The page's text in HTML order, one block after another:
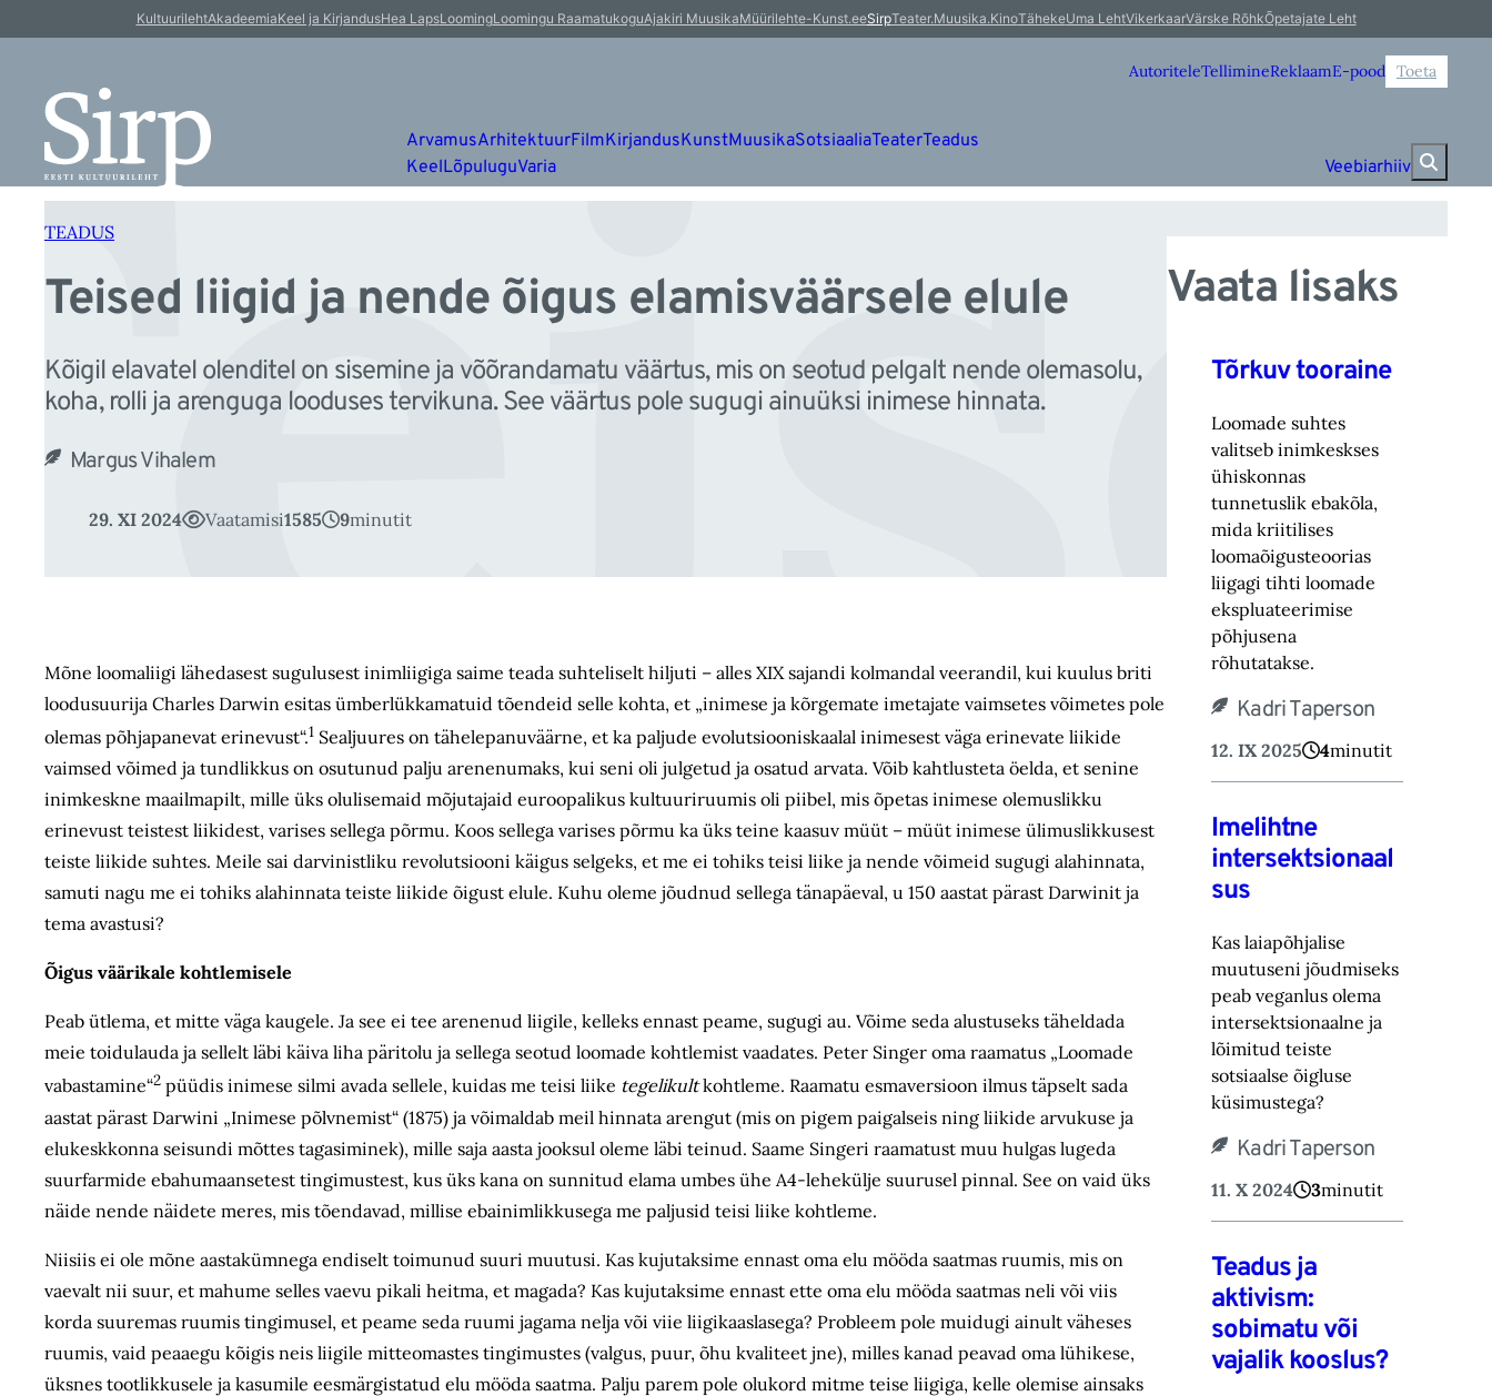
sisu
KultuurilehtAkadeemiaKeel ja KirjandusHea LapsLoomingLoomingu RaamatukoguAjakiri MuusikaMüürilehte-Kunst.eeSirpTeater.Muusika.KinoTähekeUma LehtVikerkaarVärske RõhkÕpetajate Leht
AutoriteleTellimineReklaamE-pood Toeta
ArvamusArhitektuurFilmKirjandusKunstMuusikaSotsiaaliaTeaterTeadus
KeelLõpuluguVaria Veebiarhiiv
TEADUS
Teised liigid ja nende õigus elamisväärsele elule
Kõigil elavatel olenditel on sisemine ja võõrandamatu väärtus, mis on seotud pelgalt nende olemasolu,
koha, rolli ja arenguga looduses tervikuna. See väärtus pole sugugi ainuüksi inimese hinnata.
Margus Vihalem
29. XI 2024 Vaatamisi1585 9minutit
Mõne loomaliigi lähedasest sugulusest inimliigiga saime teada suhteliselt hiljuti – alles XIX sajandi kolmandal veerandil, kui kuulus briti
loodusuurija Charles Darwin esitas ümberlükkamatuid tõendeid selle kohta, et „inimese ja kõrgemate imetajate vaimsetes võimetes pole
olemas põhjapanevat erinevust“.1 Sealjuures on tähelepanuväärne, et ka paljude evolutsiooniskaalal inimesest väga erinevate liikide
vaimsed võimed ja tundlikkus on osutunud palju arenenumaks, kui seni oli julgetud ja osatud arvata. Võib kahtlusteta öelda, et senine
inimkeskne maailmapilt, mille üks olulisemaid mõjutajaid euroopalikus kultuuriruumis oli piibel, mis õpetas inimese olemuslikku
erinevust teistest liikidest, varises sellega põrmu. Koos sellega varises põrmu ka üks teine kaasuv müüt – müüt inimese ülimuslikkusest
teiste liikide suhtes. Meile sai darvinistliku revolutsiooni käigus selgeks, et me ei tohiks teisi liike ja nende võimeid sugugi alahinnata,
samuti nagu me ei tohiks alahinnata teiste liikide õigust elule. Kuhu oleme jõudnud sellega tänapäeval, u 150 aastat pärast Darwinit ja
tema avastusi?
Õigus väärikale kohtlemisele
Peab ütlema, et mitte väga kaugele. Ja see ei tee arenenud liigile, kelleks ennast peame, sugugi au. Võime seda alustuseks täheldada
meie toidulauda ja sellelt läbi käiva liha päritolu ja sellega seotud loomade kohtlemist vaadates. Peter Singer oma raamatus „Loomade
vabastamine“2 püüdis inimese silmi avada sellele, kuidas me teisi liike tegelikultkohtleme. Raamatu esmaversioon ilmus täpselt sada
aastat pärast Darwini „Inimese põlvnemist“ (1875) ja võimaldab meil hinnata arengut (mis on pigem paigalseis ning liikide arvukuse ja
elukeskkonna seisundi mõttes tagasiminek), mille saja aasta jooksul oleme läbi teinud. Saame Singeri raamatust muu hulgas lugeda
suurfarmide ebahumaansetest tingimustest, kus üks kana on sunnitud elama umbes ühe A4-lehekülje suurusel pinnal. See on vaid üks
näide nende näidete meres, mis tõendavad, millise ebainimlikkusega me paljusid teisi liike kohtleme.
Niisiis ei ole mõne aastakümnega endiselt toimunud suuri muutusi. Kas kujutaksime ennast oma elu mööda saatmas ruumis, mis on
vaevalt nii suur, et mahume selles vaevu pikali heitma, et magada? Kas kujutaksime ennast ette oma elu mööda saatmas neli või viis
korda suuremas ruumis tingimusel, et peame seda ruumi jagama nelja või viie liigikaaslasega? Probleem pole muidugi ainult väheses
ruumis, vaid peaaegu kõigis neis liigile mitteomastes tingimustes (valgus, puur, õhu kvaliteet jne), milles kanad peavad oma lühikese,
üksnes tootlikkusele ja kasumile eesmärgistatud elu mööda saatma. Palju parem pole olukord mitme teise liigiga, kelle olemise ainsaks
Vaata lisaks
Tõrkuv tooraine
Loomade suhtes
valitseb inimkeskses
ühiskonnas
tunnetuslik ebakõla,
mida kriitilises
loomaõigusteoorias
liigagi tihti loomade
ekspluateerimise
põhjusena
rõhutatakse.
Kadri Taperson
12. IX 2025 4minutit
Imelihtne
intersektsionaal
sus
Kas laiapõhjalise
muutuseni jõudmiseks
peab veganlus olema
intersektsionaalne ja
lõimitud teiste
sotsiaalse õigluse
küsimustega?
Kadri Taperson
11. X 2024 3minutit
Teadus ja
aktivism:
sobimatu või
vajalik kooslus?